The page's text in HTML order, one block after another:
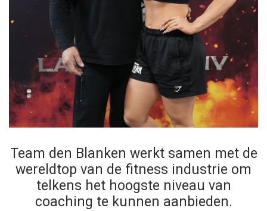
Team den Blanken werkt samen met de
wereldtop van de fitness industrie om
telkens het hoogste niveau van
coaching te kunnen aanbieden.